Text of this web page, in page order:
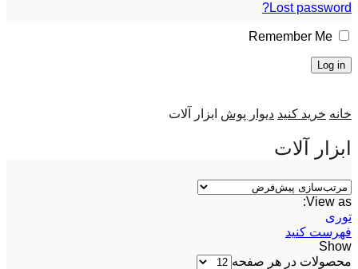
Lost password?
Remember Me
Log in
خانه خرید کنید دیوار پوش ابزار آلات
ابزار آلات
View as:
توری
فهرست کنید
Show
محصولات در هر صفحه